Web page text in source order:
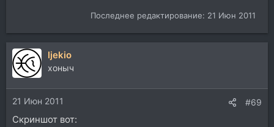
Последнее редактирование: 21 Июн 2011
ljekio
хоныч
21 Июн 2011 #69
Скриншот вот: